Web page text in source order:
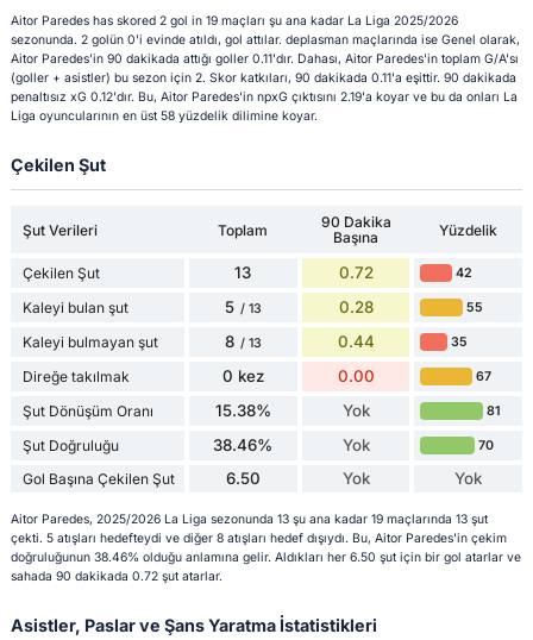
Aitor Paredes has skored 2 gol in 19 maçları şu ana kadar La Liga 2025/2026
sezonunda. 2 golün 0'i evinde atıldı, gol attılar. deplasman maçlarında ise Genel olarak,
Aitor Paredes'in 90 dakikada attığı goller 0.11'dır. Dahası, Aitor Paredes'in toplam G/A'sı
(goller + asistler) bu sezon için 2. Skor katkıları, 90 dakikada 0.11'a eşittir. 90 dakikada
penaltısız xG 0.12'dır. Bu, Aitor Paredes'in npxG çıktısını 2.19'a koyar ve bu da onları La
Liga oyuncularının en üst 58 yüzdelik dilimine koyar.
Çekilen Şut
Şut Verileri Toplam
90 Dakika
Başına
Yüzdelik
Çekilen Şut 13 0.72 42
Kaleyi bulan şut 5 / 13 0.28 55
Kaleyi bulmayan şut 8 / 13 0.44 35
Direğe takılmak 0 kez 0.00 67
Şut Dönüşüm Oranı 15.38% Yok 81
Şut Doğruluğu 38.46% Yok 70
Gol Başına Çekilen Şut 6.50 Yok Yok
Aitor Paredes, 2025/2026 La Liga sezonunda 13 şu ana kadar 19 maçlarında 13 şut
çekti. 5 atışları hedefteydi ve diğer 8 atışları hedef dışıydı. Bu, Aitor Paredes'in çekim
doğruluğunun 38.46% olduğu anlamına gelir. Aldıkları her 6.50 şut için bir gol atarlar ve
sahada 90 dakikada 0.72 şut atarlar.
Asistler, Paslar ve Şans Yaratma İstatistikleri